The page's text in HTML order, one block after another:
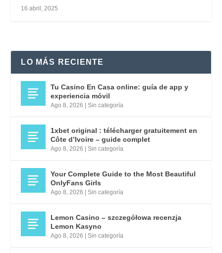
16 abril, 2025
LO MÁS RECIENTE
Tu Casino En Casa online: guía de app y
experiencia móvil
Ago 8, 2026 |Sin categoría
1xbet original : télécharger gratuitement en
Côte d’Ivoire – guide complet
Ago 8, 2026 |Sin categoría
Your Complete Guide to the Most Beautiful
OnlyFans Girls
Ago 8, 2026 |Sin categoría
Lemon Casino – szczegółowa recenzja
Lemon Kasyno
Ago 8, 2026 |Sin categoría